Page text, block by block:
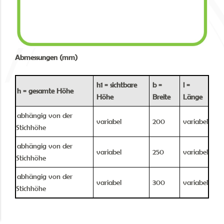
Abmessungen (mm)
h = gesamte Höhe
h1 = sichtbare
Höhe
b =
Breite
l =
Länge
abhängig von der
Stichhöhe
variabel 200 variabel
abhängig von der
Stichhöhe
variabel 250 variabel
abhängig von der
Stichhöhe
variabel 300 variabel